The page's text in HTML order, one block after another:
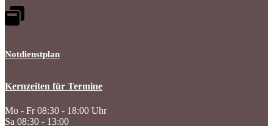
Notdienstplan
Kernzeiten für Termine
Mo - Fr 08:30 - 18:00 Uhr
Sa 08:30 - 13:00